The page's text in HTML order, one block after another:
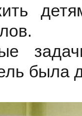
была